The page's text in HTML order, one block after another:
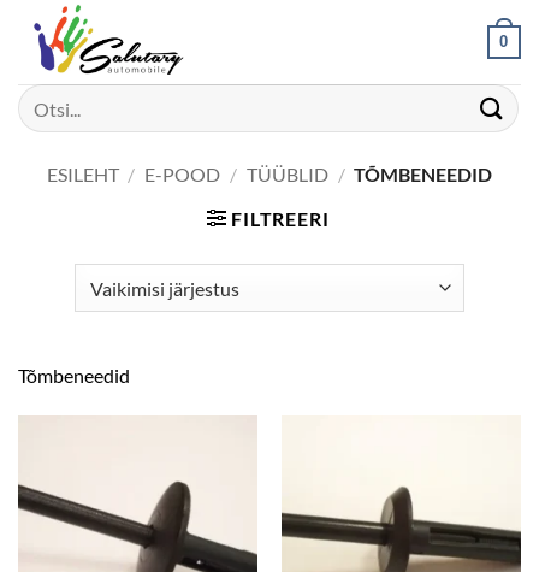
content
0
Otsi:
ESILEHT / E-POOD / TÜÜBLID / TÕMBENEEDID
FILTREERI
Tõmbeneedid